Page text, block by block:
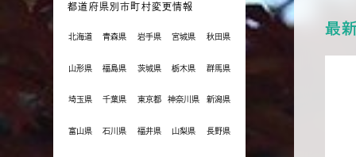
最
都道府県別市町村変更情報
北海道 青森県 岩手県 宮城県 秋田県
山形県 福島県 茨城県 栃木県 群馬県
埼玉県 千葉県 東京都 神奈川県 新潟県
富山県 石川県 福井県 山梨県 長野県